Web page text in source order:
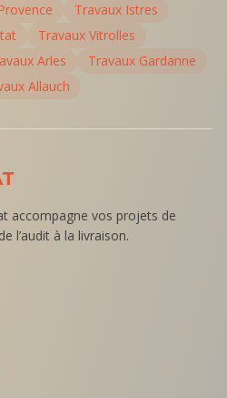
Travaux Istres
Travaux Vitrolles
Arles Travaux Gardanne
Allauch
accompagne vos projets de
l’audit à la livraison.